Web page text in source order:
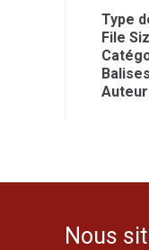
Type
File
Nous